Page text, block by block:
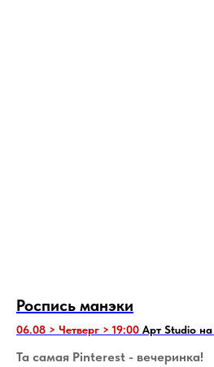
Роспись манэки
06.08 > Четверг > 19:00 Арт Studio
Та самая Pinterest - вечеринка!